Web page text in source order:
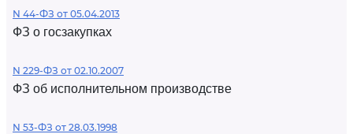
N 44-ФЗ от 05.04.2013
ФЗ о госзакупках
N 229-ФЗ от 02.10.2007
ФЗ об исполнительном производстве
N 53-ФЗ от 28.03.1998